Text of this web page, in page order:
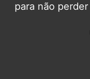
para não